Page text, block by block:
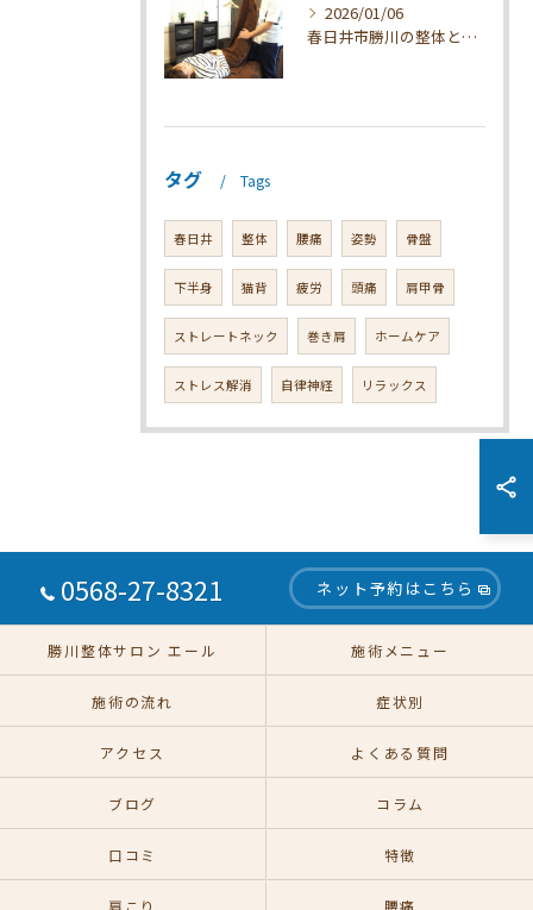
2026/01/06
春日井市勝川の整体とマッサージ効果解説
タグ Tags
春日井 整体 腰痛 姿勢 骨盤
下半身 猫背 疲労 頭痛 肩甲骨
ストレートネック 巻き肩 ホームケア
ストレス解消 自律神経 リラックス
0568-27-8321 ネット予約はこちら
勝川整体サロン エール 施術メニュー
施術の流れ 症状別
アクセス よくある質問
ブログ コラム
口コミ 特徴
肩こり 腰痛